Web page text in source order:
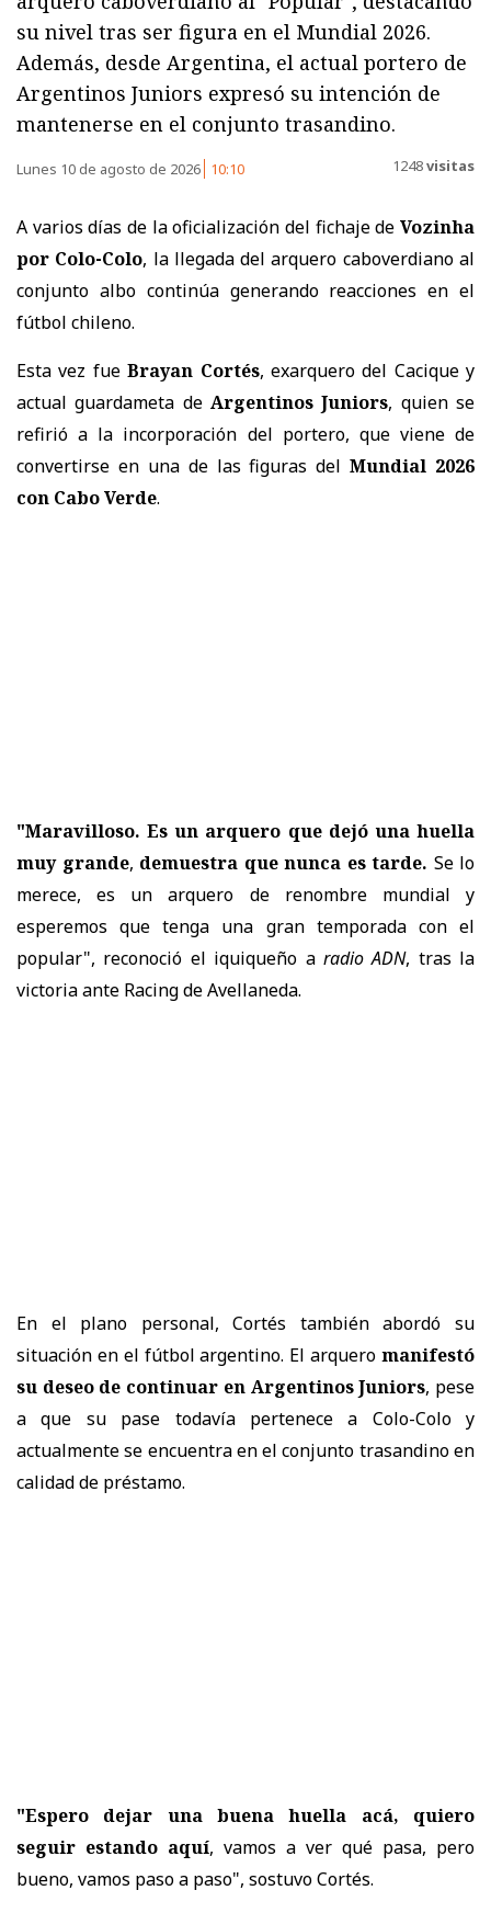
su nivel tras ser figura en el Mundial 2026.
Además, desde Argentina, el actual portero de
Argentinos Juniors expresó su intención de
mantenerse en el conjunto trasandino.
Lunes 10 de agosto de 2026 10:10 1248visitas
A varios días de la oficialización del fichaje de Vozinha
por Colo-Colo, la llegada del arquero caboverdiano al
conjunto albo continúa generando reacciones en el
fútbol chileno.
Esta vez fueBrayan Cortés, exarquero del Cacique y
actual guardameta de Argentinos Juniors, quien se
refirió a la incorporación del portero, que viene de
convertirse en una de las figuras delMundial 2026
con Cabo Verde.
"Maravilloso. Es un arquero que dejó una huella
muy grande, demuestra que nunca es tarde. Se lo
merece, es un arquero de renombre mundial y
esperemos que tenga una gran temporada con el
popular", reconoció el iquiqueño a radio ADN, tras la
victoria ante Racing de Avellaneda.
En el plano personal, Cortés también abordó su
situación en el fútbol argentino. El arquero manifestó
su deseo de continuar en Argentinos Juniors, pese
a que su pase todavía pertenece a Colo-Colo y
actualmente se encuentra en el conjunto trasandino en
calidad de préstamo.
"Espero dejar una buena huella acá, quiero
seguir estando aquí, vamos a ver qué pasa, pero
bueno, vamos paso a paso", sostuvo Cortés.